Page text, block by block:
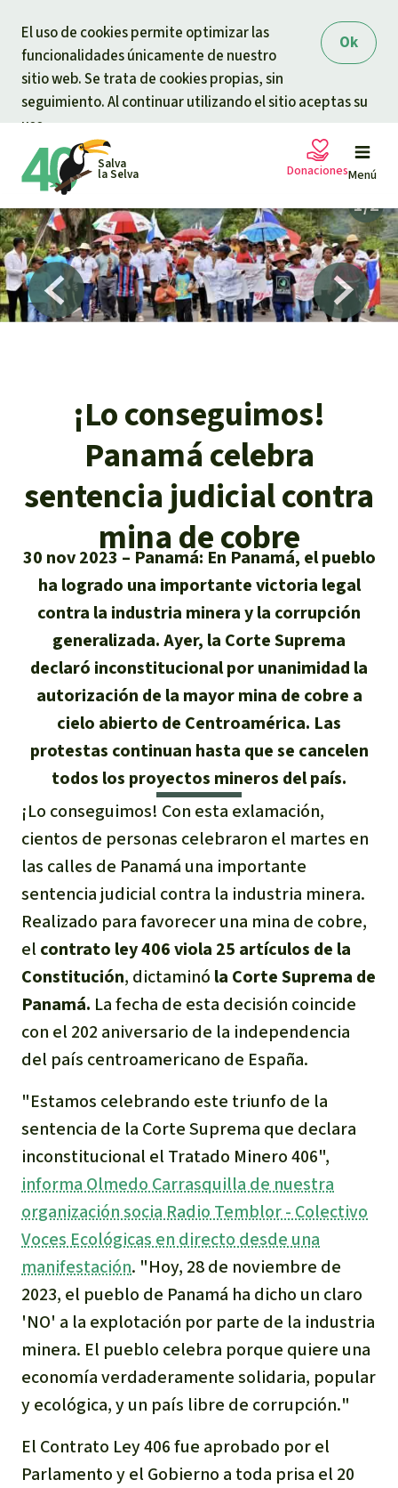
Ok
El uso de cookies permite optimizar las
funcionalidades únicamente de nuestro
sitio web. Se trata de cookies propias, sin
seguimiento. Al continuar utilizando el sitio aceptas su
uso.
Salva
la Selva Menú
Peticiones
Proyectos
Informaciones
Éxitos y Noticias
Suscribirme al boletín
Prensa
Banners Salva la Selva
Widget Salva la Selva
Temas
Clima
Madera tropical
Biodiversidad
Selva tropical
Derechos de la Naturaleza
Bioenergía
Agua
Metales
Minería
Agrotoxicos
Aceite de palma
REDD
Indígena
Landgrabbing
Granjas Industriales
Para niñas y niños
Defensoras y Defensores
Salva la Selva
Salva la Selva
Acerca de Salva la Selva
40 años Salva la Selva
En los Medios
FAQ
Transparencia
Contacto
Búsqueda
Español
Deutsch
Français
Italiano
Português
Indonesia
Donaciones
Tu donación ayuda
Donación general
Certificados de donación
Preguntas y Respuestas
Donar para un tema
Bienestar animal
Defensa de la selva
Defensoras y defensores de la
selva
Donar para una región
Sudeste de Asia
África
Latinoamérica
¡Lo conseguimos!
Panamá celebra
sentencia judicial contra
mina de cobre
30 nov 2023
Panamá: En Panamá, el pueblo
ha logrado una importante victoria legal
contra la industria minera y la corrupción
generalizada. Ayer, la Corte Suprema
declaró inconstitucional por unanimidad la
autorización de la mayor mina de cobre a
cielo abierto de Centroamérica. Las
protestas continuan hasta que se cancelen
todos los proyectos mineros del país.
¡Lo conseguimos! Con esta exlamación,
cientos de personas celebraron el martes en
las calles de Panamá una importante
sentencia judicial contra la industria minera.
Realizado para favorecer una mina de cobre,
el contrato ley406 viola 25 artículos de la
Constitución, dictaminó la Corte Suprema de
Panamá. La fecha de esta decisión coincide
con el 202 aniversario de la independencia
del país centroamericano de España.
"Estamos celebrando este triunfo de la
sentencia de la Corte Suprema que declara
inconstitucional el Tratado Minero 406",
informa Olmedo Carrasquilla de nuestra
organización socia Radio Temblor - Colectivo
Voces Ecológicas en directo desde una
manifestación. "Hoy, 28 de noviembre de
2023, el pueblo de Panamá ha dicho un claro
'NO' a la explotación por parte de la industria
minera. El pueblo celebra porque quiere una
economía verdaderamente solidaria, popular
y ecológica, y un país libre de corrupción."
El Contrato Ley 406 fue aprobado por el
Parlamento y el Gobierno a toda prisa el 20